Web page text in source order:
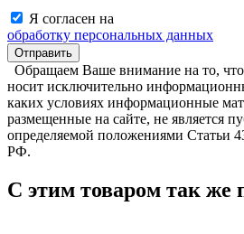
Я согласен на
обработку персональных данных
Обращаем Ваше внимание на то,
носит исключительно
каких условиях информационные
размещенные на сайте, не является
определяемой положениями Статьи
РФ.
С этим товаром так же